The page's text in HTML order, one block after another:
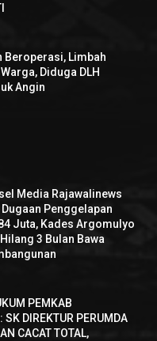
Beroperasi, Limbah
Diduga DLH
Angin
Media Rajawalinews
Penggelapan
Juta, Kades Argomulyo
3 Bulan Bawa
PEMKAB
SK DIREKTUR PERUMDA
CACAT TOTAL,